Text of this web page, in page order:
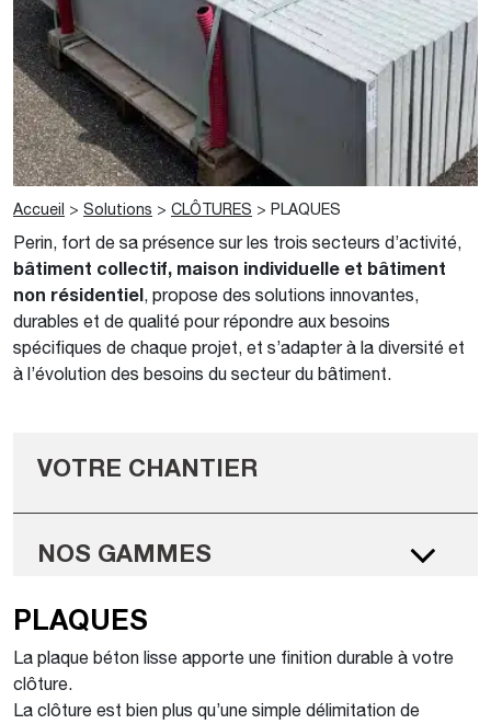
Accueil > Solutions > CLÔTURES > PLAQUES
Perin, fort de sa présence sur les trois secteurs d’activité,
bâtiment collectif, maison individuelle et bâtiment
non résidentiel, propose des solutions innovantes,
durables et de qualité pour répondre aux besoins
spécifiques de chaque projet, et s’adapter à la diversité et
à l’évolution des besoins du secteur du bâtiment.
VOTRE CHANTIER
NOS GAMMES
PLAQUES
La plaque béton lisse apporte une finition durable à votre
clôture.
La clôture est bien plus qu’une simple délimitation de